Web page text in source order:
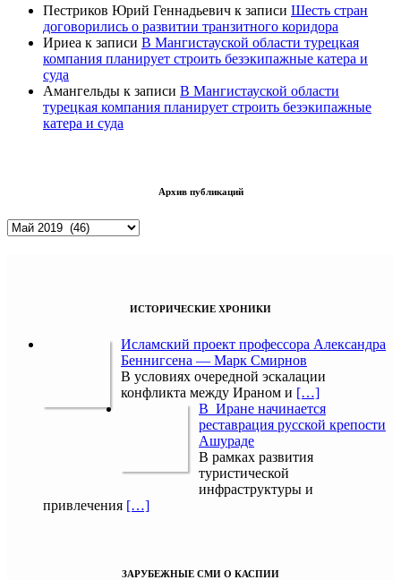
Пестриков Юрий Геннадьевич к записи Шесть стран
договорились о развитии транзитного коридора
Ириеа к записи В Мангистауской области турецкая
компания планирует строить безэкипажные катера и
суда
Амангельды к записи В Мангистауской области
турецкая компания планирует строить безэкипажные
катера и суда
Архив публикаций
Архив
ИСТОРИЧЕСКИЕ ХРОНИКИ
Исламский проект профессора Александра
Беннигсена — Марк Смирнов
В условиях очередной эскалации
конфликта между Ираном и […]
В Иране начинается
реставрация русской крепости
Ашураде
В рамках развития
туристической
инфраструктуры и
привлечения […]
ЗАРУБЕЖНЫЕ СМИ О КАСПИИ